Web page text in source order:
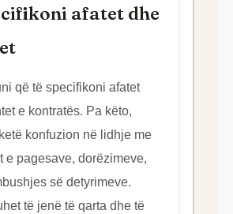
afatet dhe
që të specifikoni afatet
e kontratës. Pa këto,
konfuzion në lidhje me
e pagesave, dorëzimeve,
së detyrimeve.
të jenë të qarta dhe të